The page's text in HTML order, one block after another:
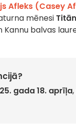
Afleks (Casey
mēnesi
Kannu balvas
gada 18. aprīļa